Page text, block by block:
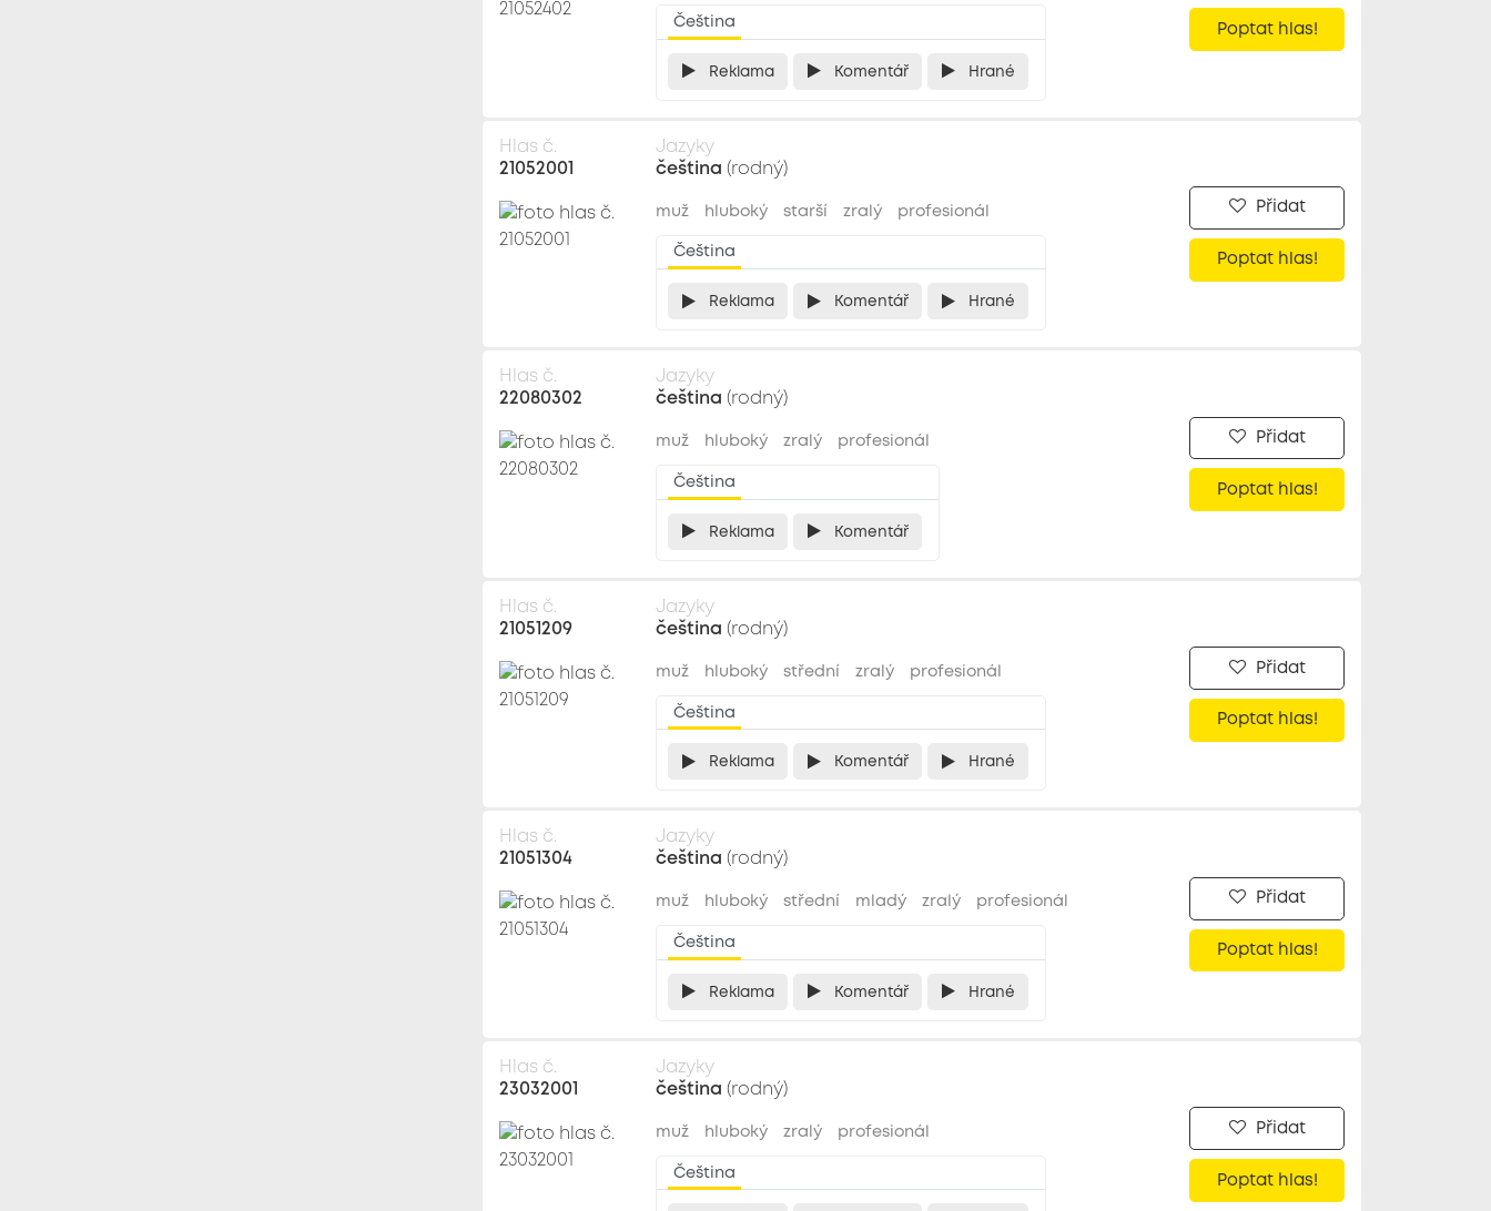
Čeština
Reklama Komentář Hrané
Poptat hlas!
Hlas č.
21052001
Jazyky
čeština (rodný)
muž hluboký starší zralý profesionál
Čeština
Reklama Komentář Hrané
Přidat
Poptat hlas!
Hlas č.
22080302
Jazyky
čeština (rodný)
muž hluboký zralý profesionál
Čeština
Reklama Komentář
Přidat
Poptat hlas!
Hlas č.
21051209
Jazyky
čeština (rodný)
muž hluboký střední zralý profesionál
Čeština
Reklama Komentář Hrané
Přidat
Poptat hlas!
Hlas č.
21051304
Jazyky
čeština (rodný)
muž hluboký střední mladý zralý profesionál
Čeština
Reklama Komentář Hrané
Přidat
Poptat hlas!
Hlas č.
23032001
Jazyky
čeština (rodný)
muž hluboký zralý profesionál
Čeština
Přidat
Poptat hlas!